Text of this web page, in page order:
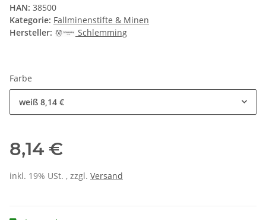
HAN: 38500
Kategorie: Fallminenstifte & Minen
Hersteller:
Schlemming
Farbe
weiß 8,14 €
8,14 €
inkl. 19% USt. , zzgl. Versand